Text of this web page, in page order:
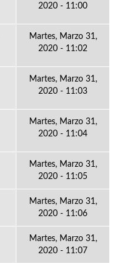
2020 - 11:00
Martes, Marzo 31,
2020 - 11:02
Martes, Marzo 31,
2020 - 11:03
Martes, Marzo 31,
2020 - 11:04
Martes, Marzo 31,
2020 - 11:05
Martes, Marzo 31,
2020 - 11:06
Martes, Marzo 31,
2020 - 11:07